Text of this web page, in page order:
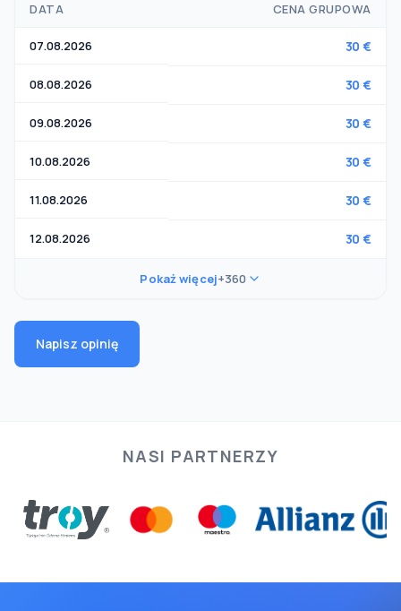
DATA CENA GRUPOWA
07.08.2026 30 €
08.08.2026 30 €
09.08.2026 30 €
10.08.2026 30 €
11.08.2026 30 €
12.08.2026 30 €
Pokaż więcej+360
Napisz opinię
NASI PARTNERZY